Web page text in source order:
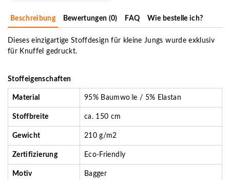
Beschreibung Bewertungen (0) FAQ Wie bestelle ich?
Dieses einzigartige Stoffdesign für kleine Jungs wurde exklusiv
für Knuffel gedruckt.
Stoffeigenschaften
Material 95% Baumwolle / 5% Elastan
Stoffbreite ca. 150 cm
Gewicht 210 g/m2
Zertifizierung Eco-Friendly
Motiv Bagger